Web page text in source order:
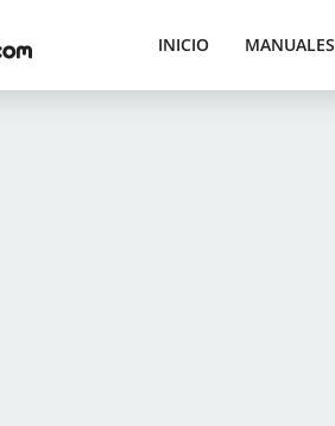
INICIO MANUALES